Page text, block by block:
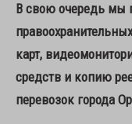
В свою очередь мы
карт,
средств и копию
перевозок города